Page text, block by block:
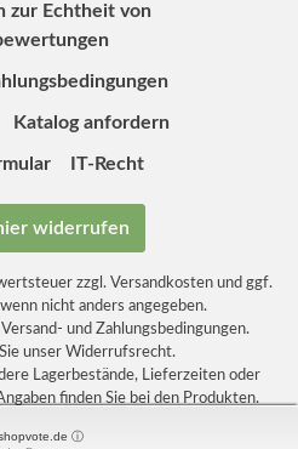
zur Echtheit von
Katalog anfordern
IT-Recht
widerrufen
zzgl. Versandkosten und ggf.
nicht anders angegeben.
Versand- und Zahlungsbedingungen.
unser Widerrufsrecht.
Lagerbestände, Lieferzeiten oder
finden Sie bei den Produkten.
insektenhotels.de
ⓘ